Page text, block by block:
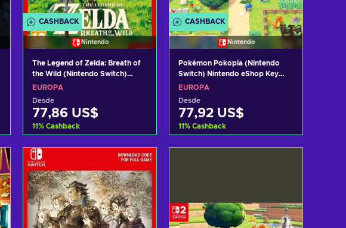
CASHBACK
Nintendo
The Legend of Zelda: Breath of
the Wild (Nintendo Switch)
eShop Clave EUROPA
EUROPA
Desde
77,86 US$
11% Cashback
Añadir al carrito
Ver ofertas
CASHBACK
Nintendo
Pokémon Pokopia (Nintendo
Switch) Nintendo eShop Key
EUROPE
EUROPA
Desde
77,92 US$
11% Cashback